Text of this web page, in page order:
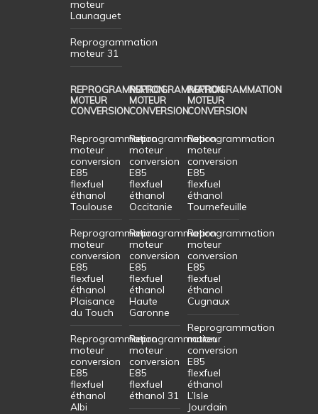
moteur
Launaguet
Reprogrammation
moteur 31
REPROGRAMMATION
MOTEUR
CONVERSION
Reprogrammation
moteur
conversion
E85
flexfuel
éthanol
Toulouse
Reprogrammation
moteur
conversion
E85
flexfuel
éthanol
Plaisance
du Touch
Reprogrammation
moteur
conversion
E85
flexfuel
éthanol
Albi
REPROGRAMMATION
MOTEUR
CONVERSION
Reprogrammation
moteur
conversion
E85
flexfuel
éthanol
Occitanie
Reprogrammation
moteur
conversion
E85
flexfuel
éthanol
Haute
Garonne
Reprogrammation
moteur
conversion
E85
flexfuel
éthanol 31
REPROGRAMMATION
MOTEUR
CONVERSION
Reprogrammation
moteur
conversion
E85
flexfuel
éthanol
Tournefeuille
Reprogrammation
moteur
conversion
E85
flexfuel
éthanol
Cugnaux
Reprogrammation
moteur
conversion
E85
flexfuel
éthanol
L’Isle
Jourdain